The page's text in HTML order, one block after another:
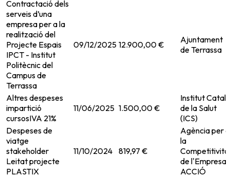
Contractació dels
serveis d’una
empresa per a la
realització del
Projecte Espais
IPCT - Institut
Politècnic del
Campus de
Terrassa
09/12/2025 12.900,00 €
Ajuntament
de Terrassa
Altres despeses
impartició
cursosIVA 21%
11/06/2025 1.500,00 €
Institut Català
de la Salut
(ICS)
Despeses de
viatge
stakeholder
Leitat projecte
PLASTIX
11/10/2024 819,97 €
Agència per a
la
de l'Empresa,
ACCIÓ